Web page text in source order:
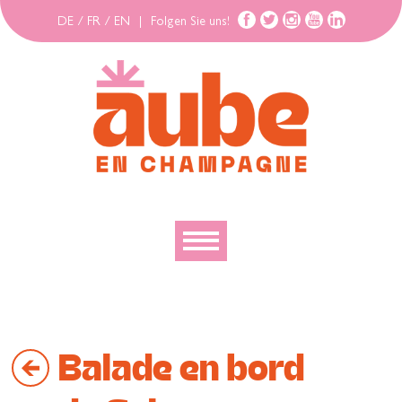
DE / FR / EN Folgen Sie uns!
Bewegen
Gehäuse
Balade en bord